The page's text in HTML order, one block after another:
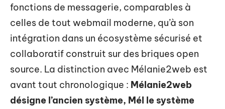
fonctions de messagerie, comparables à
celles de tout webmail moderne, qu’à son
intégration dans un écosystème sécurisé et
collaboratif construit sur des briques open
source. La distinction avec Mélanie2web est
avant tout chronologique : Mélanie2web
désigne l’ancien système, Mél le système